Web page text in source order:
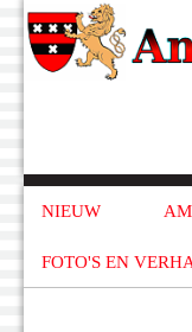
NIEUW
FOTO'S EN